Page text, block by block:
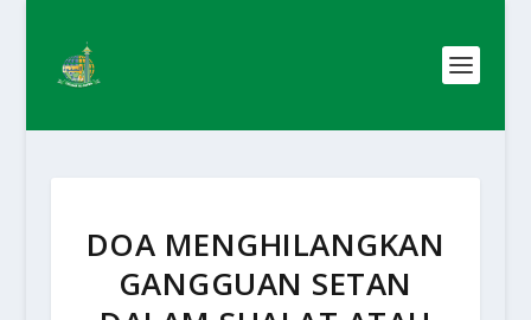
DOA MENGHILANGKAN
GANGGUAN SETAN